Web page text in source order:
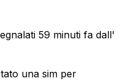
59 minuti fa dall'
una sim per